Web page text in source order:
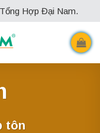
Hợp Đại Nam.
tôn